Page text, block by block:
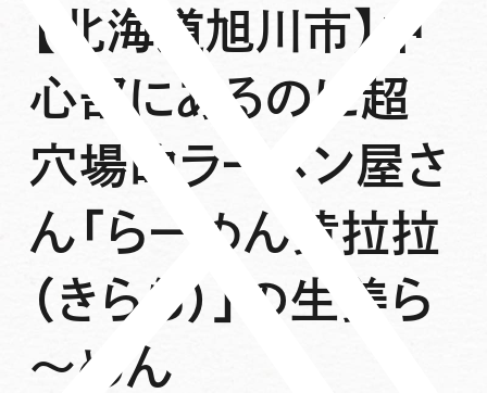
【北海道旭川市】中
心部にあるのに超
穴場的ラーメン屋さ
ん「らーめん黄拉拉
（きらら）」の生姜ら
～めん